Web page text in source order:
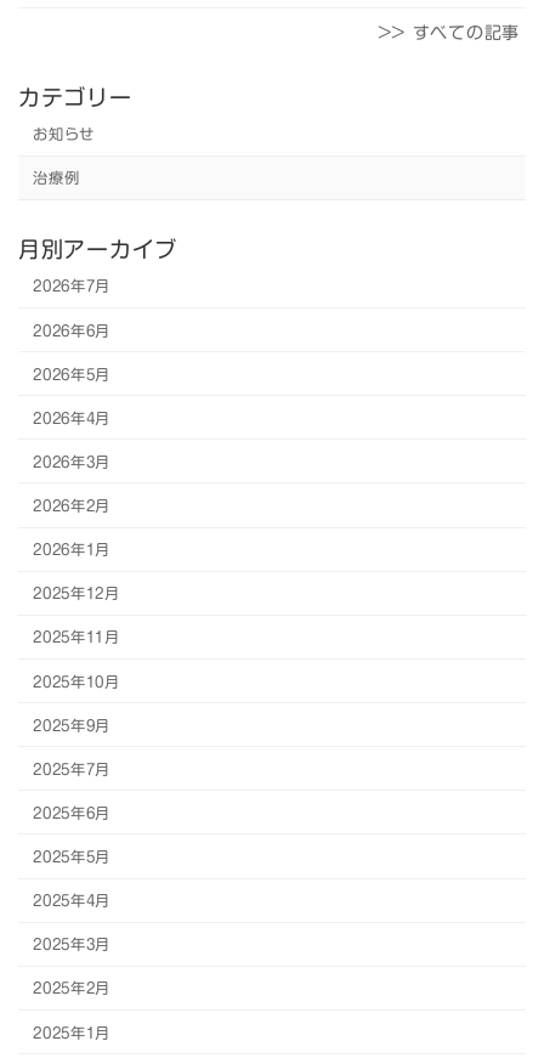
>> すべての記事
カテゴリー
お知らせ
治療例
月別アーカイブ
2026年7月
2026年6月
2026年5月
2026年4月
2026年3月
2026年2月
2026年1月
2025年12月
2025年11月
2025年10月
2025年9月
2025年7月
2025年6月
2025年5月
2025年4月
2025年3月
2025年2月
2025年1月